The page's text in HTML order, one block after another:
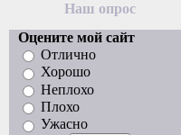
Наш опрос
Оцените мой сайт
Отлично
Хорошо
Неплохо
Плохо
Ужасно